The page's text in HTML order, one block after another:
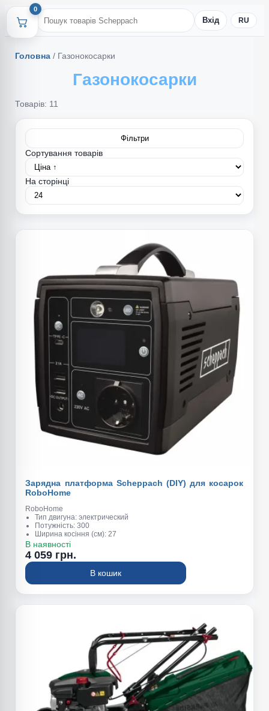
0
Вхід RU
Головна / Газонокосарки
Газонокосарки
Товарів: 11
Фільтри
Сортування товарів
На сторінці
Зарядна платформа Scheppach (DIY) для косарок
RoboHome
RoboHome
Тип двигуна: электрический
Потужність: 300
Ширина косіння (см): 27
Висота косіння (мм): 25–55
Об'єм травозбірника (л): 30
В наявності
4 059 грн.
В кошик